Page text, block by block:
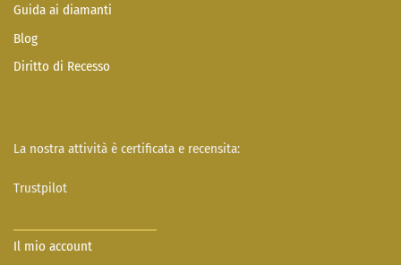
Guida ai diamanti
Blog
Diritto di Recesso
La nostra attività è certificata e recensita:
Trustpilot
Il mio account